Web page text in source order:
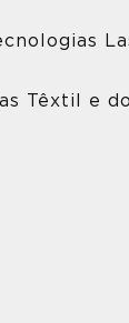
Têxtil e